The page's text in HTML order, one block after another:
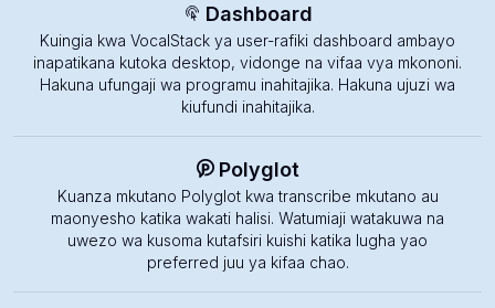
Dashboard
Kuingia kwa VocalStack ya user-rafiki dashboard ambayo
inapatikana kutoka desktop, vidonge na vifaa vya mkononi.
Hakuna ufungaji wa programu inahitajika. Hakuna ujuzi wa
kiufundi inahitajika.
Polyglot
Kuanza mkutano Polyglot kwa transcribe mkutano au
maonyesho katika wakati halisi. Watumiaji watakuwa na
uwezo wa kusoma kutafsiri kuishi katika lugha yao
preferred juu ya kifaa chao.